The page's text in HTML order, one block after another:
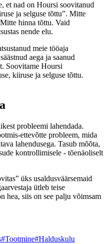
et nad on Hoursi soovitanud
ja selguse tõttu”. Mitte
hinna tõttu. Vaid
nende elu.
meie tööaja
aega ja saanud
Soovitame Hoursi
kiiruse ja selguse tõttu.
probleemi lahendada.
ettevõtte probleem, mida
lahendusega. Tasub mõõta,
kontrollimisele - tõenäoliselt
üks usaldusväärsemaid
ütleb teise
hea, siis on see palju võimsam
#Tootmine#Halduskulu